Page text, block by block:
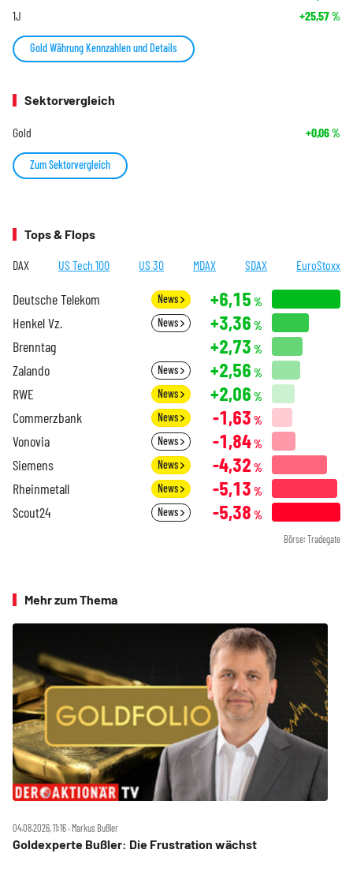
1J +25,57%
Gold Währung Kennzahlen und Details
Sektorvergleich
Gold +0,06%
Zum Sektorvergleich
Tops & Flops
DAX US Tech 100 US 30 MDAX SDAX EuroStoxx
Deutsche Telekom News +6,15 %
Henkel Vz. News +3,36 %
Brenntag +2,73 %
Zalando News +2,56 %
RWE News +2,06 %
Commerzbank News -1,63 %
Vonovia News -1,84%
Siemens News -4,32 %
Rheinmetall News -5,13 %
Scout24 News -5,38 %
Börse: Tradegate
Mehr zum Thema
04.08.2026, 11:16 ‧ Markus Bußler
Goldexperte Bußler: Die Frustration wächst